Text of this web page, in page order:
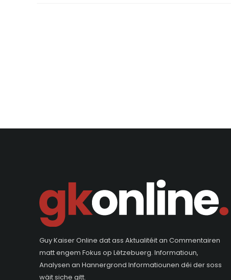
Guy Kaiser Online dat ass Aktualitéit an Commentairen
matt engem Fokus op Lëtzebuerg. Informatioun,
Analysen an Hannergrond Informatiounen déi der soss
wäit siche gitt.